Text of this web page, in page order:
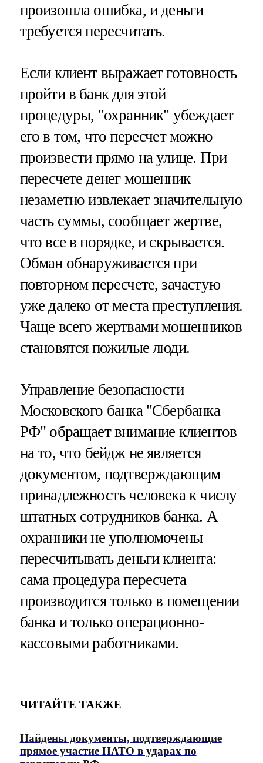
произошла ошибка, и деньги
требуется пересчитать.
Если клиент выражает готовность
пройти в банк для этой
процедуры, "охранник" убеждает
его в том, что пересчет можно
произвести прямо на улице. При
пересчете денег мошенник
незаметно извлекает значительную
часть суммы, сообщает жертве,
что все в порядке, и скрывается.
Обман обнаруживается при
повторном пересчете, зачастую
уже далеко от места преступления.
Чаще всего жертвами мошенников
становятся пожилые люди.
Управление безопасности
Московского банка "Сбербанка
РФ" обращает внимание клиентов
на то, что бейдж не является
документом, подтверждающим
принадлежность человека к числу
штатных сотрудников банка. А
охранники не уполномочены
пересчитывать деньги клиента:
сама процедура пересчета
производится только в помещении
банка и только операционно-
кассовыми работниками.
ЧИТАЙТЕ ТАКЖЕ
Найдены документы, подтверждающие
прямое участие НАТО в ударах по